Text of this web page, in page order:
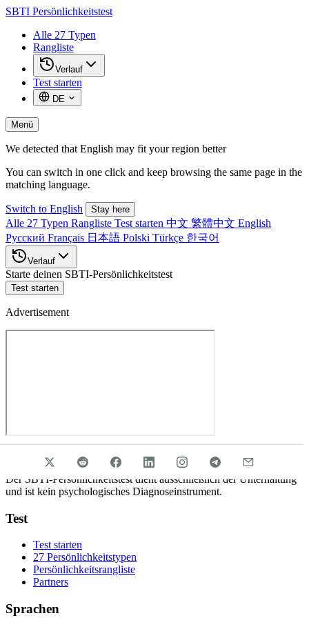
SBTI Persönlichkeitstest
Alle 27 Typen
Rangliste
Verlauf
Test starten
DE
Menü
We detected that English may fit your region better
You can switch in one click and keep browsing the same page in the
matching language.
Switch to English Stay here
Alle 27 Typen Rangliste Test starten 中文 繁體中文 English
Русский Français 日本語 Polski Türkçe 한국어
Verlauf
Starte deinen SBTI-Persönlichkeitstest
Test starten
Advertisement
SBTI-Persönlichkeitstest
Der SBTI-Persönlichkeitstest dient ausschließlich der Unterhaltung
und ist kein psychologisches Diagnoseinstrument.
Test
Test starten
27 Persönlichkeitstypen
Persönlichkeitsrangliste
Partners
Sprachen